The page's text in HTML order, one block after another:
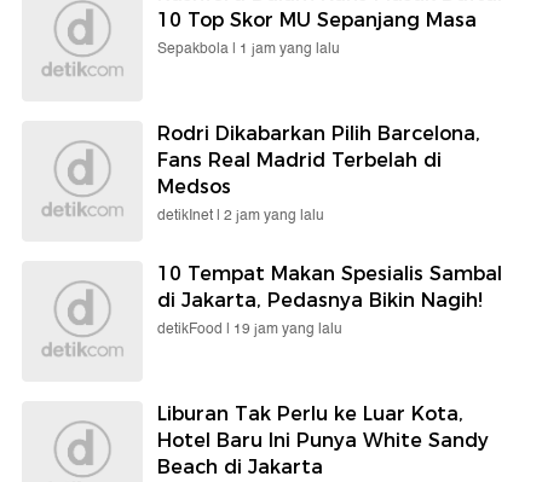
10 Top Skor MU Sepanjang Masa
Sepakbola | 1 jam yang lalu
Rodri Dikabarkan Pilih Barcelona,
Fans Real Madrid Terbelah di
Medsos
detikInet | 2 jam yang lalu
10 Tempat Makan Spesialis Sambal
di Jakarta, Pedasnya Bikin Nagih!
detikFood | 19 jam yang lalu
Liburan Tak Perlu ke Luar Kota,
Hotel Baru Ini Punya White Sandy
Beach di Jakarta